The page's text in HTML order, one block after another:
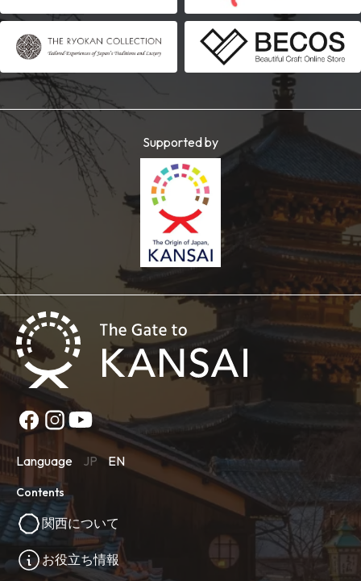
Supported by
Language JP EN
Contents
関西について
お役立ち情報